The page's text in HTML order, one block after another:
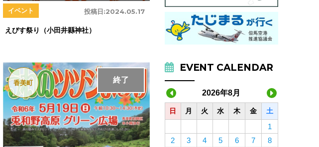
投稿日:2024.05.17
イベント
えびす祭り（小田井縣神社）
終了
香美町
EVENT CALENDAR
2026年8月
日 月 火 水 木 金 土
1
2
3 4 5 6 7
8